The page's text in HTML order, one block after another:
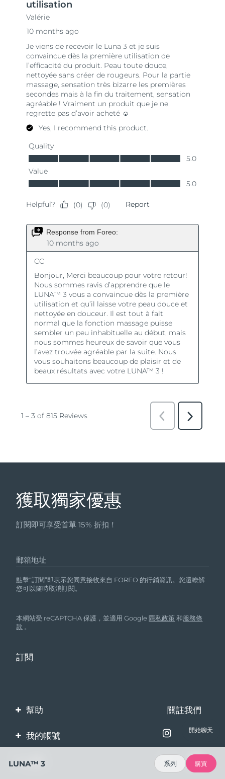
獲取獨家優惠
訂閱即可享受首單 15% 折扣！
郵箱地址
點擊“訂閱”即表示您同意接收來自 FOREO 的行銷資訊。您還瞭解
您可以隨時取消訂閱。
本網站受 reCAPTCHA 保護，並適用 Google隱私政策 和服務條
款 。
幫助
聯繫我們
訂單與運輸
保修與退換貨
關註我們
我的帳號
企業
開始聊天
LUNA™ 3 系列 購買